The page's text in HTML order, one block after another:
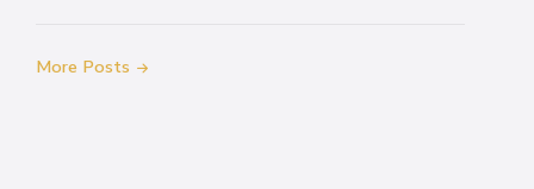
More Posts